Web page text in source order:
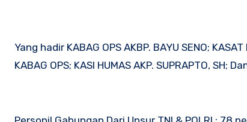
Yang hadir KABAG OPS AKBP. BAYU SENO;
KABAG OPS; KASI HUMAS AKP. SUPRAPTO,